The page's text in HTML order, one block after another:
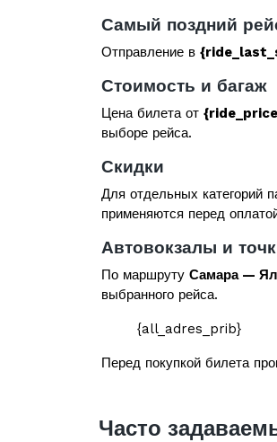
Самый поздний
Отправление в
Стоимость и багаж
Цена билета от
выборе рейса.
Скидки
Для отдельных категорий
применяются перед
Автовокзалы и
По маршруту Самара —
выбранного рейса.
{all_adres_prib}
Перед покупкой билета
Часто